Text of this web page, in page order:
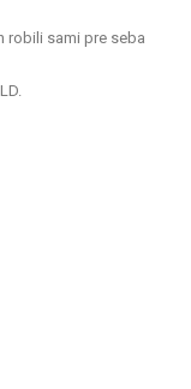
robili sami pre seba